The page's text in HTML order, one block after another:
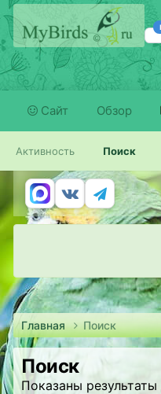
Сайт Обзор
Активность Поиск
Главная Поиск
Поиск
Показаны